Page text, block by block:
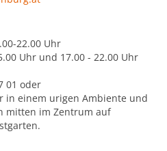
22.00 Uhr
Uhr und 17.00 - 22.00 Uhr
01 oder
in einem urigen Ambiente und
mitten im Zentrum auf